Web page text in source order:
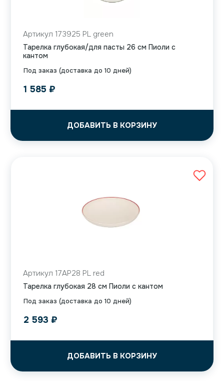
Под заказ (доставка до 10 дней)
Артикул 173925 PL green
Тарелка глубокая/для пасты 26 см Пиоли с
кантом
1 585 ₽
ДОБАВИТЬ В КОРЗИНУ
Под заказ (доставка до 10 дней)
Артикул 17AP28 PL red
Тарелка глубокая 28 см Пиоли с кантом
2 593 ₽
ДОБАВИТЬ В КОРЗИНУ